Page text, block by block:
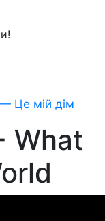
— Це мій дім
What